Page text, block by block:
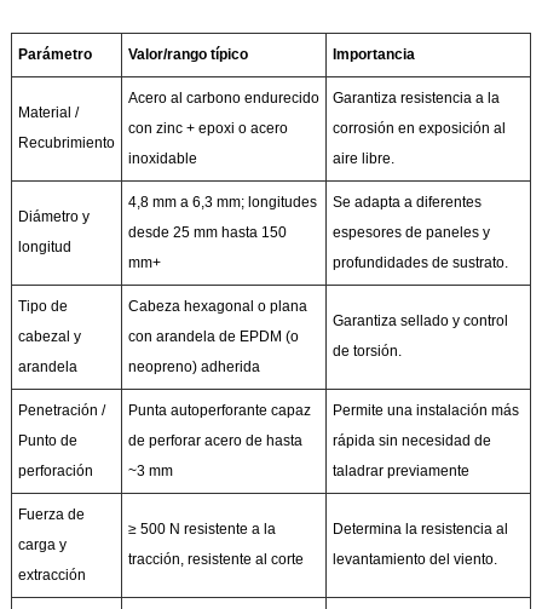
Parámetro Valor/rango típico Importancia
Material /
Recubrimiento
Acero al carbono endurecido
con zinc + epoxi o acero
inoxidable
Garantiza resistencia a la
corrosión en exposición al
aire libre.
Diámetro y
longitud
4,8 mm a 6,3 mm; longitudes
desde 25 mm hasta 150
mm+
Se adapta a diferentes
espesores de paneles y
profundidades de sustrato.
Tipo de
cabezal y
arandela
Cabeza hexagonal o plana
con arandela de EPDM (o
neopreno) adherida
Garantiza sellado y control
de torsión.
Penetración /
Punto de
perforación
Punta autoperforante capaz
de perforar acero de hasta
~3 mm
Permite una instalación más
rápida sin necesidad de
taladrar previamente
Fuerza de
carga y
extracción
≥ 500 N resistente a la
tracción, resistente al corte
Determina la resistencia al
levantamiento del viento.